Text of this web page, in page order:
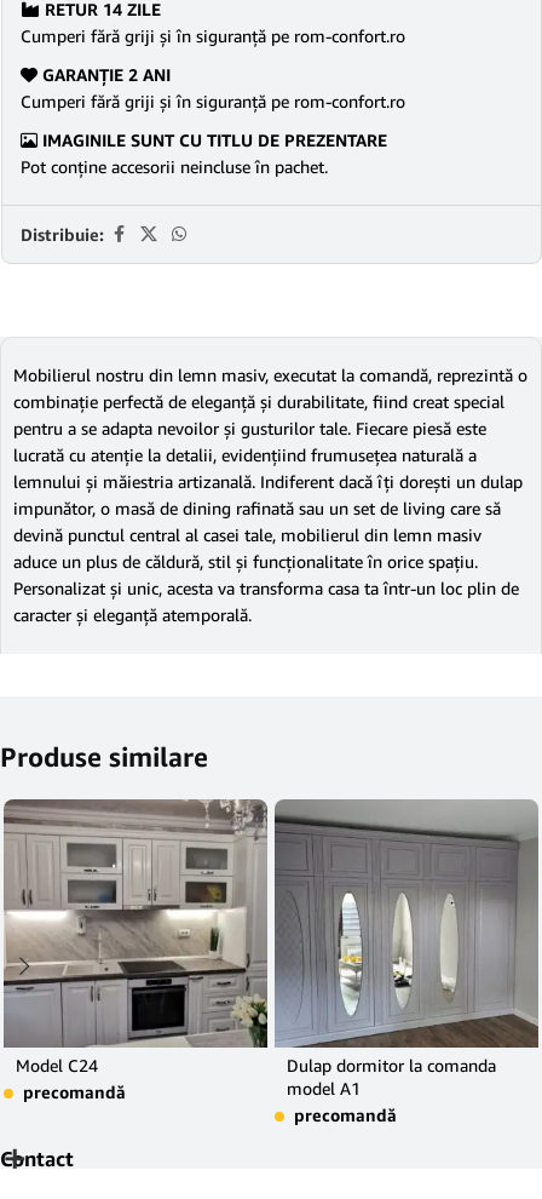
RETUR 14 ZILE
Cumperi fără griji şi în siguranţă pe rom-confort.ro
GARANŢIE 2 ANI
Cumperi fără griji şi în siguranţă pe rom-confort.ro
IMAGINILE SUNT CU TITLU DE PREZENTARE
Pot conține accesorii neincluse în pachet.
Distribuie:
Mobilierul nostru din lemn masiv, executat la comandă, reprezintă o
combinație perfectă de eleganță și durabilitate, fiind creat special
pentru a se adapta nevoilor și gusturilor tale. Fiecare piesă este
lucrată cu atenție la detalii, evidențiind frumusețea naturală a
lemnului și măiestria artizanală. Indiferent dacă îți dorești un dulap
impunător, o masă de dining rafinată sau un set de living care să
devină punctul central al casei tale, mobilierul din lemn masiv
aduce un plus de căldură, stil și funcționalitate în orice spațiu.
Personalizat și unic, acesta va transforma casa ta într-un loc plin de
caracter și eleganță atemporală.
Produse similare
Model C24
precomandă
Dulap dormitor la comanda
model A1
precomandă
Contact